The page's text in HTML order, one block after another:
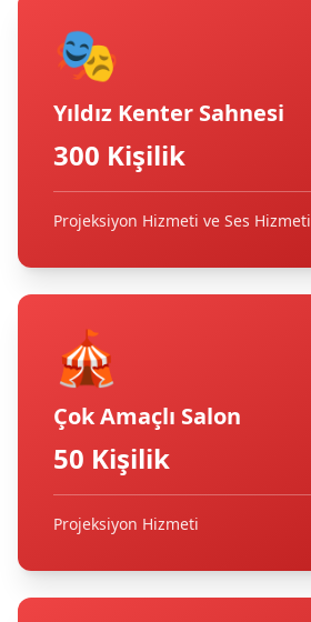
🎭
Yıldız Kenter Sahnesi
300 Kişilik
Projeksiyon Hizmeti ve Ses Hizmeti
🎪
Çok Amaçlı Salon
50 Kişilik
Projeksiyon Hizmeti